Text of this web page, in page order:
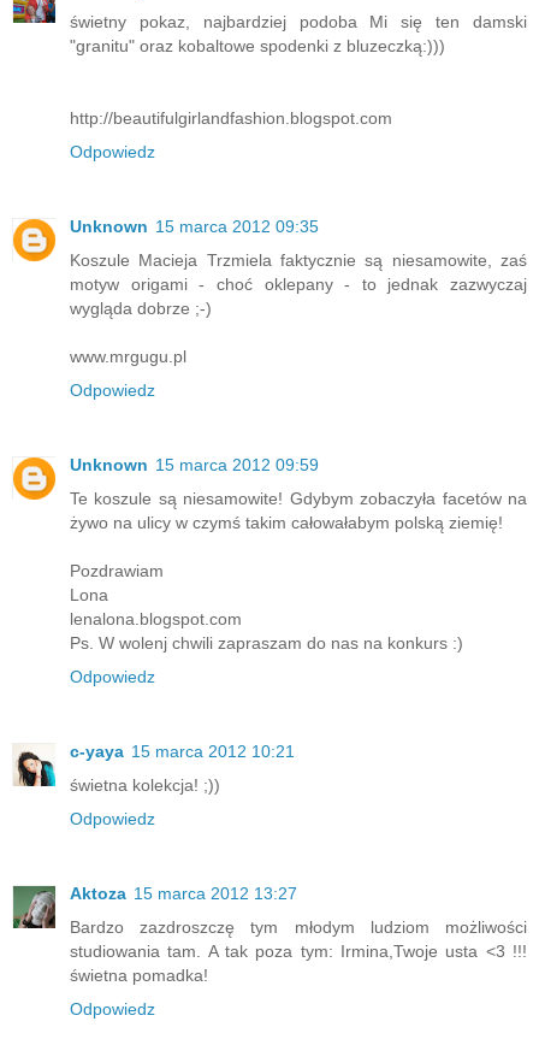
świetny pokaz, najbardziej podoba Mi się ten damski
"granitu" oraz kobaltowe spodenki z bluzeczką:)))
http://beautifulgirlandfashion.blogspot.com
Odpowiedz
Unknown 15 marca 2012 09:35
Koszule Macieja Trzmiela faktycznie są niesamowite, zaś
motyw origami - choć oklepany - to jednak zazwyczaj
wygląda dobrze ;-)
www.mrgugu.pl
Odpowiedz
Unknown 15 marca 2012 09:59
Te koszule są niesamowite! Gdybym zobaczyła facetów na
żywo na ulicy w czymś takim całowałabym polską ziemię!
Pozdrawiam
Lona
lenalona.blogspot.com
Ps. W wolenj chwili zapraszam do nas na konkurs :)
Odpowiedz
c-yaya 15 marca 2012 10:21
świetna kolekcja! ;))
Odpowiedz
Aktoza 15 marca 2012 13:27
Bardzo zazdroszczę tym młodym ludziom możliwości
studiowania tam. A tak poza tym: Irmina,Twoje usta <3 !!!
świetna pomadka!
Odpowiedz